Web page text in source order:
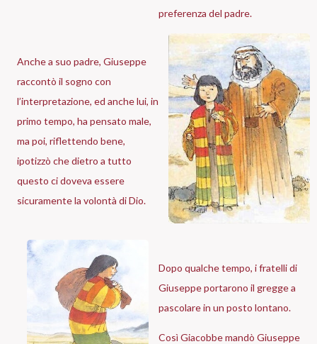
preferenza del padre.
Anche a suo padre, Giuseppe
raccontò il sogno con
l’interpretazione, ed anche lui, in
primo tempo, ha pensato male,
ma poi, riflettendo bene,
ipotizzò che dietro a tutto
questo ci doveva essere
sicuramente la volontà di Dio.
Dopo qualche tempo, i fratelli di
Giuseppe portarono il gregge a
pascolare in un posto lontano.
Così Giacobbe mandò Giuseppe